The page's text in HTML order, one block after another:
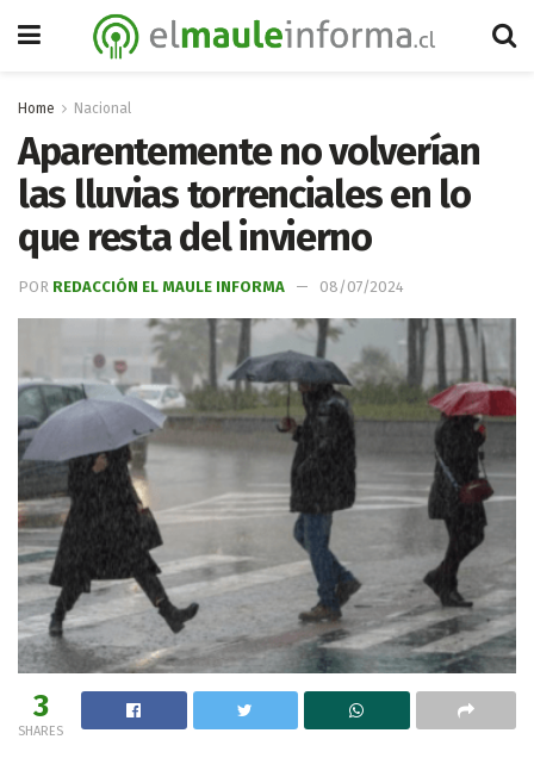
Home Nacional
Aparentemente no volverían
las lluvias torrenciales en lo
que resta del invierno
POR REDACCIÓN EL MAULE INFORMA 08/07/2024
3
SHARES